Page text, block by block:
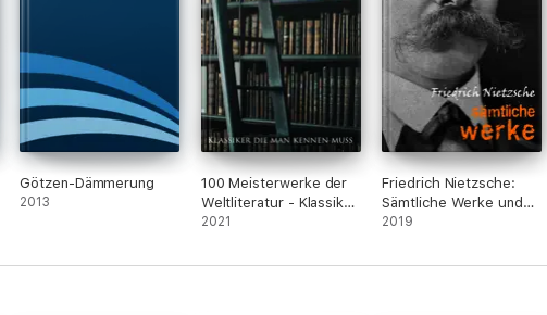
Götzen-Dämmerung
2013
100 Meisterwerke der
Weltliteratur - Klassiker
die man kennen muss
2021
Friedrich Nietzsche:
Sämtliche Werke und
Briefe
2019